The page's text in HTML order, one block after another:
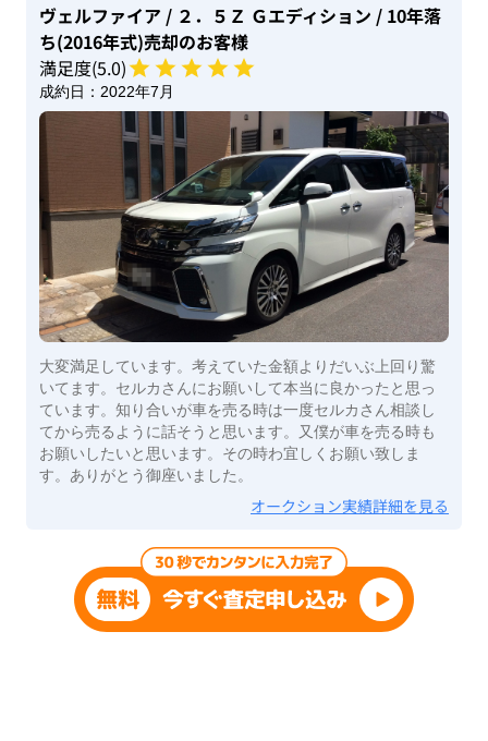
ヴェルファイア / ２．５Ｚ Ｇエディション / 10年落
ち(2016年式)売却のお客様
満足度(5.0)
成約日： 2022年7月
大変満足しています。考えていた金額よりだいぶ上回り驚
いてます。セルカさんにお願いして本当に良かったと思っ
ています。知り合いが車を売る時は一度セルカさん相談し
てから売るように話そうと思います。又僕が車を売る時も
お願いしたいと思います。その時わ宜しくお願い致しま
す。ありがとう御座いました。
オークション実績詳細を見る